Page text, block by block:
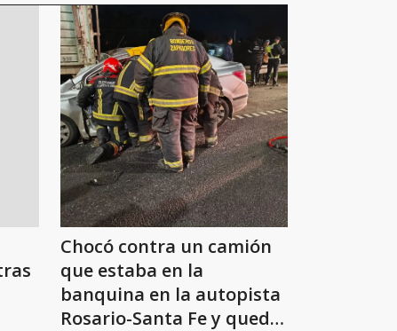
Chocó contra un camión
que estaba en la
banquina en la autopista
Rosario-Santa Fe y quedó